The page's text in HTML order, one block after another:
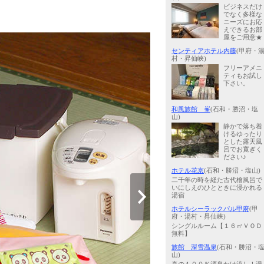
ビジネスだけ
でなく多様な
ニーズにお応
えできるお部
屋をご用意★
センティアホテル内藤(甲府・湯
村・昇仙峡)
フリーアメニ
ティもお試し
下さい。
和風旅館 峯(石和・勝沼・塩
山)
静かで落ち着
けるゆったり
とした露天風
呂でお寛ぎく
ださい♪
ホテル花京(石和・勝沼・塩山)
二千年の時を経た古代檜風呂で
いにしえのひとときに浸かれる
湯宿
ホテルシーラックパル甲府(甲
府・湯村・昇仙峡)
シングルルーム【１６㎡ＶＯＤ
無料】
旅館 深雪温泉(石和・勝沼・塩
山)